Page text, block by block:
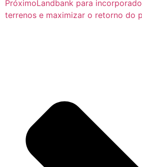
PróximoLandbank para
terrenos e maximizar o retorno do